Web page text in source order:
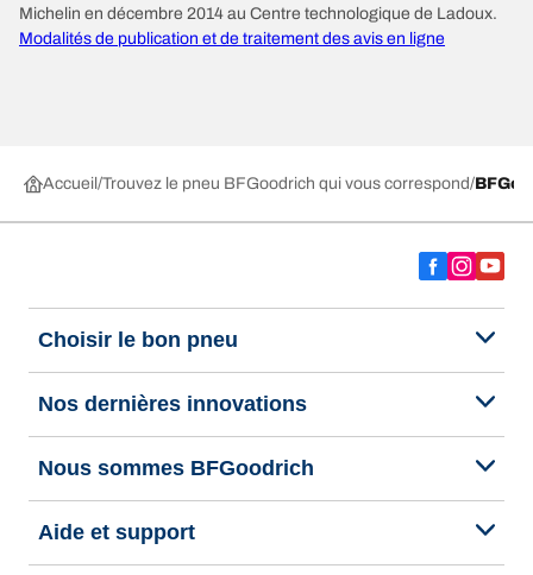
Michelin en décembre 2014 au Centre technologique de Ladoux.
Modalités de publication et de traitement des avis en ligne
Accueil Trouvez le pneu BFGoodrich qui vous correspond
Choisir le bon pneu
Nos dernières innovations
Nous sommes BFGoodrich
Aide et support